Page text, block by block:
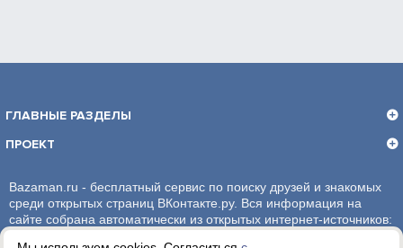
ГЛАВНЫЕ РАЗДЕЛЫ
ПРОЕКТ
Bazaman.ru - бесплатный сервис по поиску друзей и знакомых
среди открытых страниц ВКонтакте.ру. Вся информация на
сайте собрана автоматически из открытых интернет-источников: